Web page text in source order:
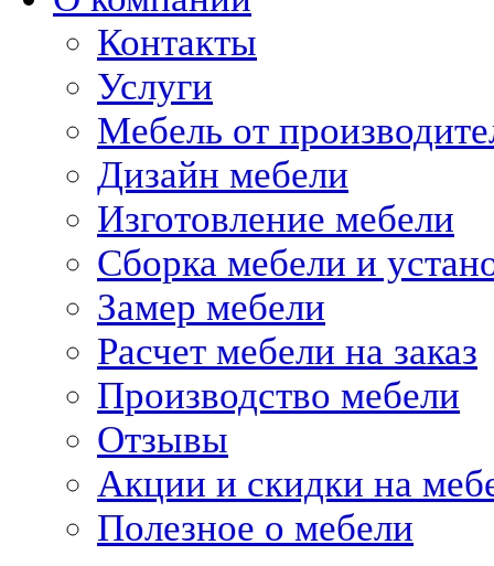
Контакты
Услуги
Мебель от
Дизайн мебели
Изготовление мебели
Сборка мебели и
Замер мебели
Расчет мебели на заказ
Производство мебели
Отзывы
Акции и скидки на
Полезное о мебели